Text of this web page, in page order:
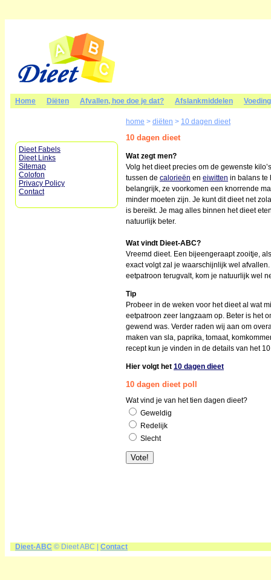
Home Diëten Afvallen, hoe doe je dat? Afslankmiddelen
Dieet Fabels
Dieet Links
Sitemap
Colofon
Privacy Policy
Contact
home > diëten > 10 dagen dieet
10 dagen dieet
Wat zegt men?
Volg het dieet precies om de gewenste
tussen de calorieën en eiwitten in balans te
belangrijk, ze voorkomen een knorrende
minder moeten zijn. Je kunt dit dieet net
is bereikt. Je mag alles binnen het dieet
natuurlijk beter.
Wat vindt Dieet-ABC?
Vreemd dieet. Een bijeengeraapt zooitje,
exact volgt zal je waarschijnlijk wel
eetpatroon terugvalt, kom je natuurlijk wel
Tip
Probeer in de weken voor het dieet al wat
eetpatroon zeer langzaam op. Beter is het
gewend was. Verder raden wij aan om
maken van sla, paprika, tomaat,
recept kun je vinden in de details van het
Hier volgt het 10 dagen dieet
10 dagen dieet poll
Wat vind je van het tien dagen dieet?
Geweldig
Redelijk
Slecht
Dieet-ABC © Dieet ABC | Contact